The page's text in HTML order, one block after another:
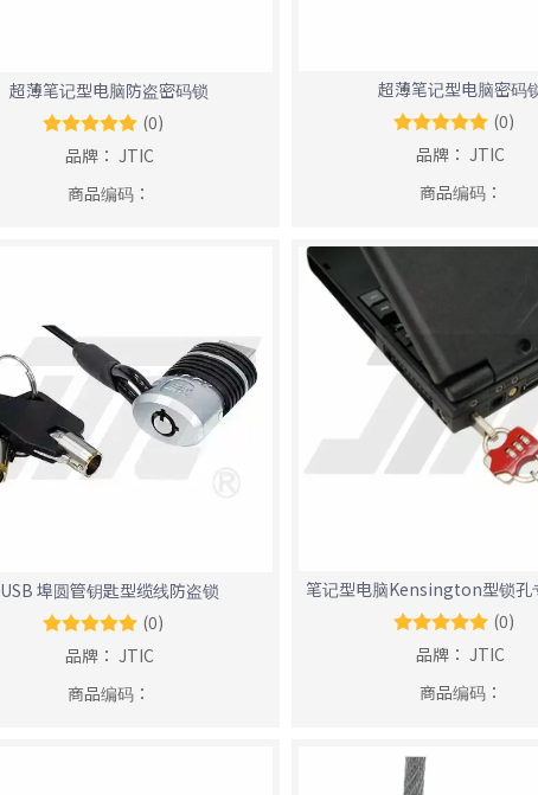
超薄笔记型电脑防盗密码锁
(0)
品牌： JTIC
商品编码：
超薄笔记型电脑密码
(0)
品牌： JTIC
商品编码：
USB 埠圆管钥匙型缆线防盗锁
(0)
品牌： JTIC
商品编码：
笔记型电脑Kensington型锁孔
(0)
品牌： JTIC
商品编码：